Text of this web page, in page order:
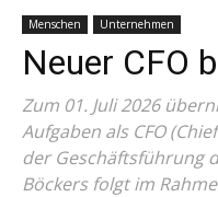
Menschen Unternehmen
Neuer CFO
Zum 01. Juli 2026
Aufgaben als CFO
der Geschäftsführung
Böckers folgt im